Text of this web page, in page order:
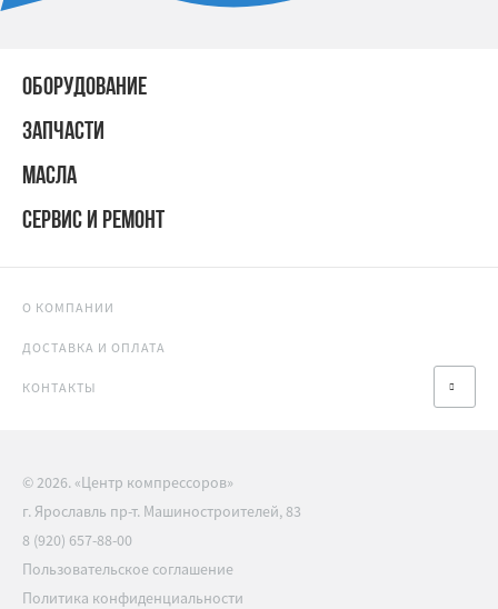
ОБОРУДОВАНИЕ
ЗАПЧАСТИ
МАСЛА
СЕРВИС И РЕМОНТ
О КОМПАНИИ
ДОСТАВКА И ОПЛАТА
КОНТАКТЫ
© 2026. «Центр компрессоров»
г. Ярославль пр-т. Машиностроителей, 83
8 (920) 657-88-00
Пользовательское соглашение
Политика конфиденциальности